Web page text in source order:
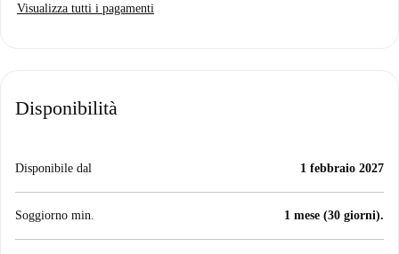
Visualizza tutti i pagamenti
Disponibilità
Disponibile dal 1 febbraio 2027
Soggiorno min. 1 mese (30 giorni).